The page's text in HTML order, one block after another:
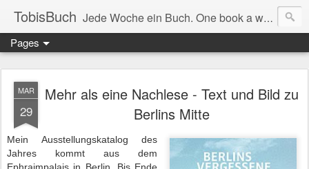
TobisBuch Jede Woche ein Buch. One book a week.
Pages
MAR
29
Mehr als eine Nachlese - Text und Bild zu
Berlins Mitte
Mein Ausstellungskatalog des
Jahres kommt aus dem